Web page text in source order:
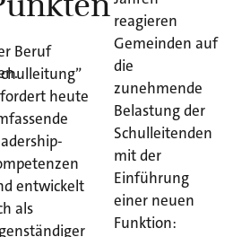
Beruf
heute
entwickelt
als
reagieren
Gemeinden auf
die
zunehmende
Belastung der
Schulleitenden
mit der
Einführung
einer neuen
Funktion: